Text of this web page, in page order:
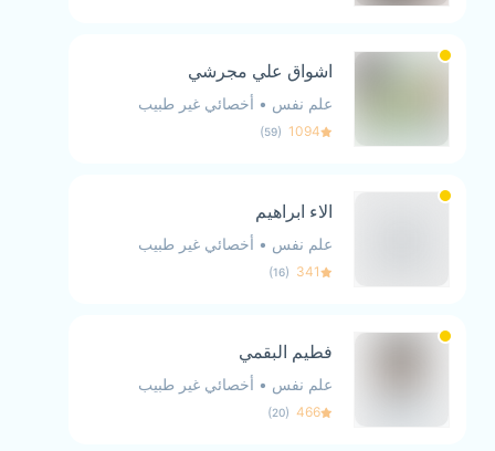
اشواق علي مجرشي
علم نفس • أخصائي غير طبيب
1094
(
59
)
الاء ابراهيم
علم نفس • أخصائي غير طبيب
341
(
16
)
فطيم البقمي
علم نفس • أخصائي غير طبيب
466
(
20
)